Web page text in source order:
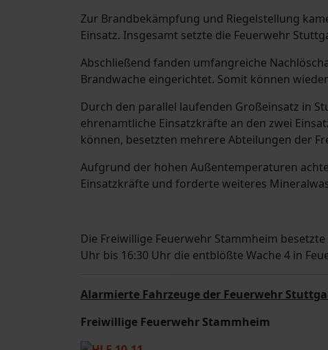
Zur Brandbekämpfung und Riegelstellung
Einsatz. Insgesamt setzte die Feuerwehr
Abschließend fanden umfangreiche
Brandwache eingerichtet. Somit können
Durch den parallel laufenden Großeinsatz in
ehrenamtliche Einsatzkräfte an den zwei
können, besetzten mehrere Abteilungen der
Aufgrund der hohen Außentemperaturen
Einsatzkräfte und forderte weiteres
Die Freiwillige Feuerwehr Stammheim
Uhr bis 16:30 Uhr die entblößte Wache 4 in
Alarmierte Fahrzeuge der Feuerwehr
Freiwillige Feuerwehr Stammheim